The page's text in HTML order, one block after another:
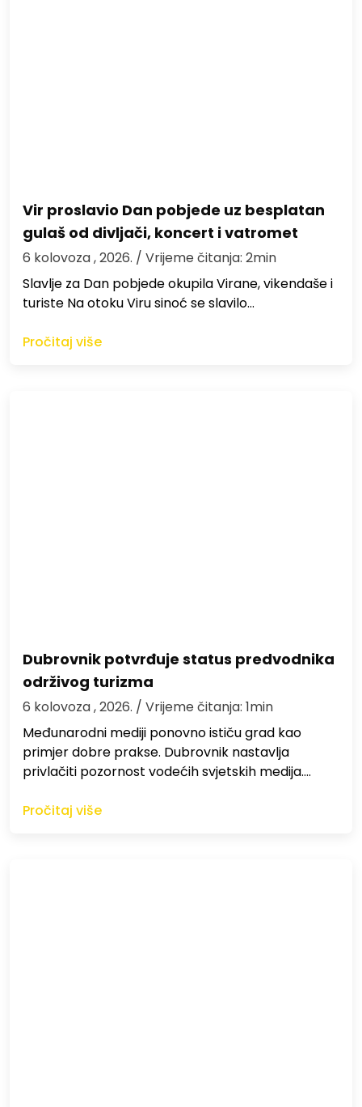
Vir proslavio Dan pobjede uz besplatan
gulaš od divljači, koncert i vatromet
6 kolovoza , 2026. / Vrijeme čitanja: 2min
Slavlje za Dan pobjede okupila Virane, vikendaše i
turiste Na otoku Viru sinoć se slavilo…
Pročitaj više
Dubrovnik potvrđuje status predvodnika
održivog turizma
6 kolovoza , 2026. / Vrijeme čitanja: 1min
Međunarodni mediji ponovno ističu grad kao
primjer dobre prakse. Dubrovnik nastavlja
privlačiti pozornost vodećih svjetskih medija.…
Pročitaj više